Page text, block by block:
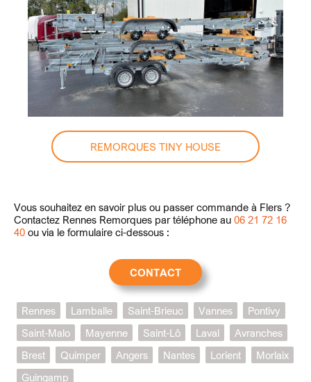
REMORQUES TINY HOUSE
Vous souhaitez en savoir plus ou passer commande à Flers ?
Contactez Rennes Remorques par téléphone au 06 21 72 16
40 ou via le formulaire ci-dessous :
CONTACT
Rennes Lamballe Saint-Brieuc Vannes
Pontivy
Saint-Malo
Mayenne Saint-Lô Laval
Avranches
Brest
Quimper Angers Nantes Lorient
Morlaix
Guingamp